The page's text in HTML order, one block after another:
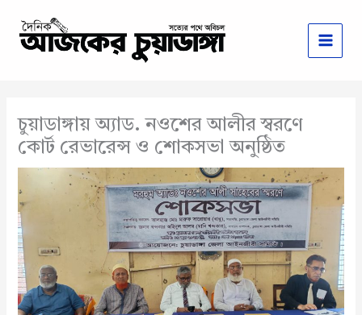
content
চুয়াডাঙ্গায় অ্যাড. নওশের আলীর স্বরণে
কোর্ট রেভারেন্স ও শোকসভা অনুষ্ঠিত